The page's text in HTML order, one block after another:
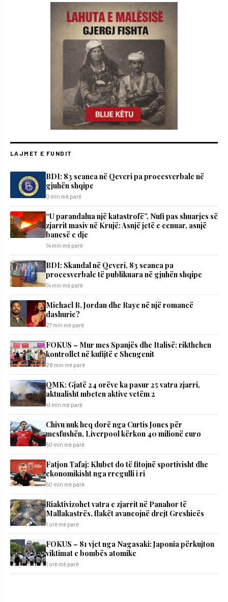
LAJMET E FUNDIT
BDI: 83 seanca në Qeveri pa procesverbale në
gjuhën shqipe
0 min më parë
“U parandalua një katastrofë”, Nufi pas shuarjes së
zjarrit masiv në Krujë: Asnjë jetë e cenuar, asnjë
banesë e dje
14 min më parë
BDI: Skandal në Qeveri, 83 seanca pa
procesverbale të publikuara në gjuhën shqipe
14 min më parë
Michael B. Jordan dhe Raye në një romancë
dashurie?
27 min më parë
FOKUS – Mur mes Spanjës dhe Italisë: rikthehen
kontrollet në kufijtë e Shengenit
28 min më parë
QMK: Gjatë 24 orëve ka pasur 25 vatra zjarri,
aktualisht mbeten aktive vetëm 2
41 min më parë
Chivu nuk heq dorë nga Curtis Jones për
mesfushën, Liverpool kërkon 40 milionë euro
50 min më parë
Fatjon Tafaj: Klubet do të fitojnë sportivisht dhe
ekonomikisht nga rregulli i ri
50 min më parë
Riaktivizohet vatra e zjarrit në Panahor të
Mallakastrës, flakët avancojnë drejt Greshicës
1 orë më parë
FOKUS – 81 vjet nga Nagasaki: Japonia përkujton
viktimat e bombës atomike
1 orë më parë